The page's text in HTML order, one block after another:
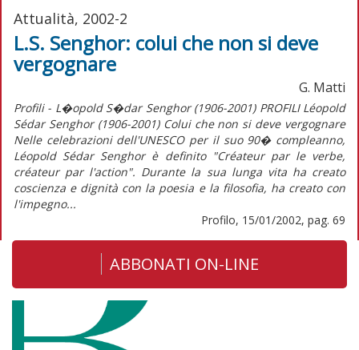
Attualità, 2002-2
L.S. Senghor: colui che non si deve
vergognare
G. Matti
Profili - L�opold S�dar Senghor (1906-2001) PROFILI Léopold
Sédar Senghor (1906-2001) Colui che non si deve vergognare
Nelle celebrazioni dell'UNESCO per il suo 90� compleanno,
Léopold Sédar Senghor è definito "Créateur par le verbe,
créateur par l'action". Durante la sua lunga vita ha creato
coscienza e dignità con la poesia e la filosofia, ha creato con
l'impegno...
Profilo, 15/01/2002, pag. 69
ABBONATI ON-LINE